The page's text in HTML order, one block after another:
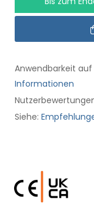
Anwendbarkeit
Informationen
Siehe: